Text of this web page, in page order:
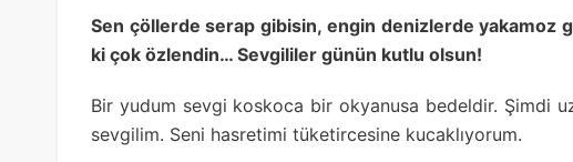
Sen çöllerde serap gibisin, engin denizlerde yakamoz
ki çok özlendin… Sevgililer günün kutlu olsun!
Bir yudum sevgi koskoca bir okyanusa bedeldir. Şimdi
sevgilim. Seni hasretimi tüketircesine kucaklıyorum.